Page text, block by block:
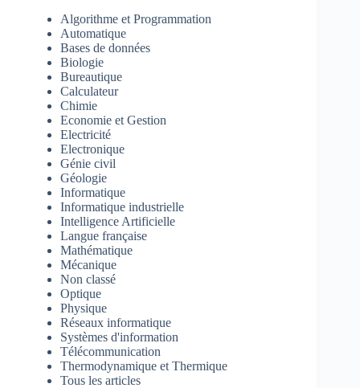
Algorithme et Programmation
Automatique
Bases de données
Biologie
Bureautique
Calculateur
Chimie
Economie et Gestion
Electricité
Electronique
Génie civil
Géologie
Informatique
Informatique industrielle
Intelligence Artificielle
Langue française
Mathématique
Mécanique
Non classé
Optique
Physique
Réseaux informatique
Systèmes d'information
Télécommunication
Thermodynamique et Thermique
Tous les articles